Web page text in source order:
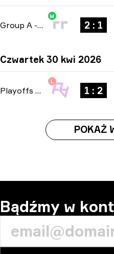
Group A - bo3
W
2 : 1
Czwartek 30 kwi 2026
Playoffs bo3
L
1 : 2
POKAŻ
Bądźmy w